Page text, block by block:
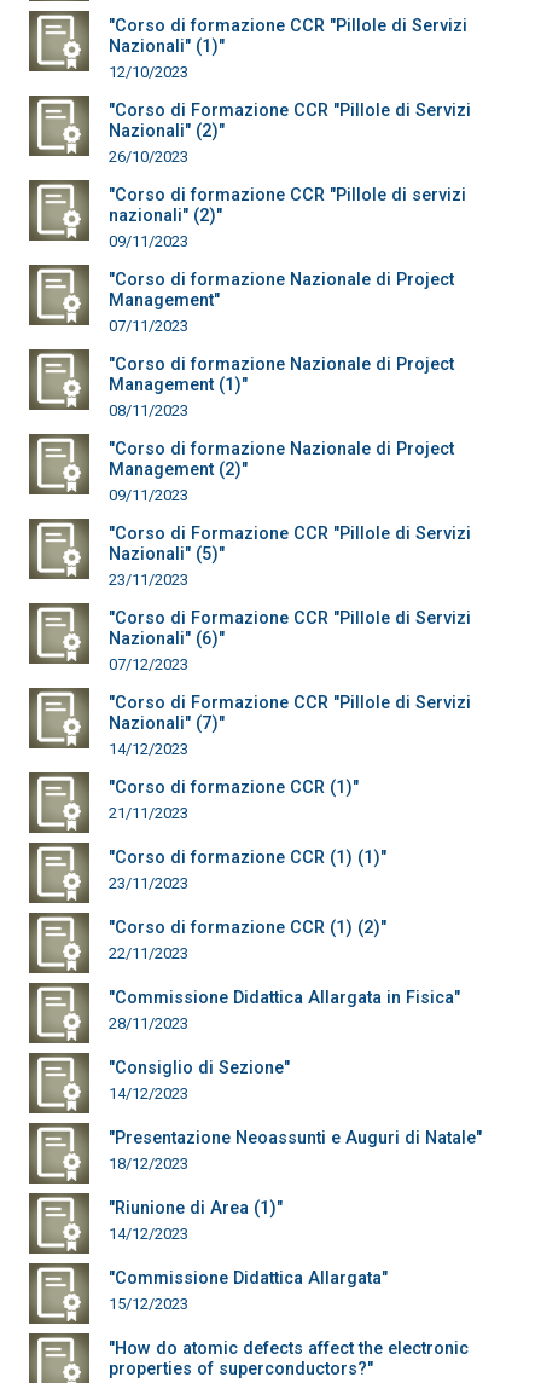
"Corso di formazione CCR "Pillole di Servizi
Nazionali" (1)"
12/10/2023
"Corso di Formazione CCR "Pillole di Servizi
Nazionali" (2)"
26/10/2023
"Corso di formazione CCR "Pillole di servizi
nazionali" (2)"
09/11/2023
"Corso di formazione Nazionale di Project
Management"
07/11/2023
"Corso di formazione Nazionale di Project
Management (1)"
08/11/2023
"Corso di formazione Nazionale di Project
Management (2)"
09/11/2023
"Corso di Formazione CCR "Pillole di Servizi
Nazionali" (5)"
23/11/2023
"Corso di Formazione CCR "Pillole di Servizi
Nazionali" (6)"
07/12/2023
"Corso di Formazione CCR "Pillole di Servizi
Nazionali" (7)"
14/12/2023
"Corso di formazione CCR (1)"
21/11/2023
"Corso di formazione CCR (1) (1)"
23/11/2023
"Corso di formazione CCR (1) (2)"
22/11/2023
"Commissione Didattica Allargata in Fisica"
28/11/2023
"Consiglio di Sezione"
14/12/2023
"Presentazione Neoassunti e Auguri di Natale"
18/12/2023
"Riunione di Area (1)"
14/12/2023
"Commissione Didattica Allargata"
15/12/2023
"How do atomic defects affect the electronic
properties of superconductors?"